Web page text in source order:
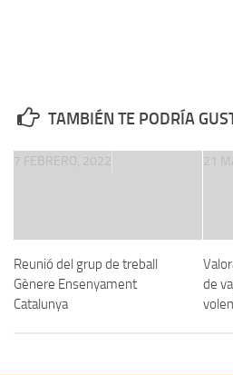
TAMBIÉN TE PODRÍA
Reunió del grup de treball
Gènere Ensenyament
Catalunya
7 FEBRERO, 2022
de
21